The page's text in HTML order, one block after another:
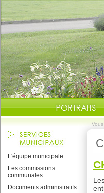
L'équipe municipale
Les commissions
communales
Documents administratifs